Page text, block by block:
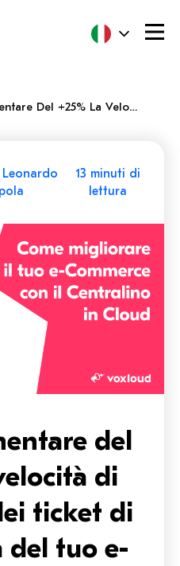
Come Aumentare Del +25% La Velocità Di Evasione Dei Ticket Di Assistenza Del Tuo E-Commerce Con Il Centralino In Cloud
Leonardo
13 minuti di
lettura
del
di
ticket di
del tuo e-